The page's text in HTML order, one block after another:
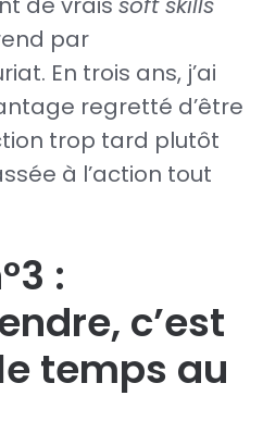
par
En trois ans, j’ai
regretté d’être
trop tard plutôt
à l’action tout
:
c’est
temps au